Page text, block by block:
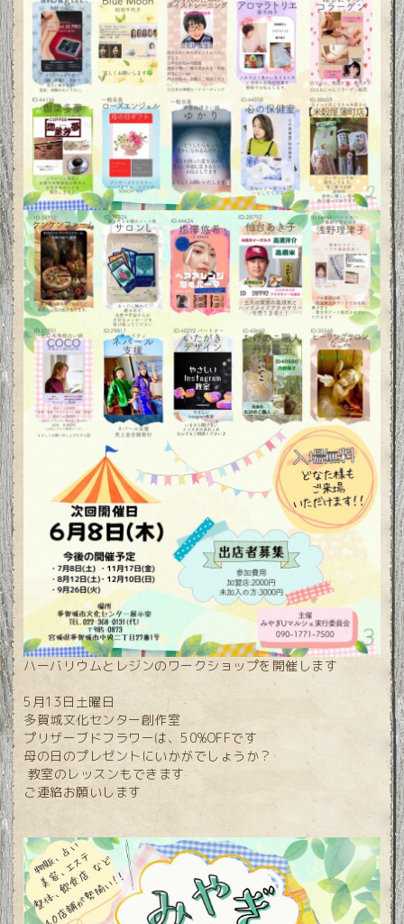
ハーバリウムとレジンのワークショップを開催します
5月13日土曜日
多賀城文化センター創作室
プリザーブドフラワーは、50%OFFです
母の日のプレゼントにいかがでしょうか？
教室のレッスンもできます
ご連絡お願いします